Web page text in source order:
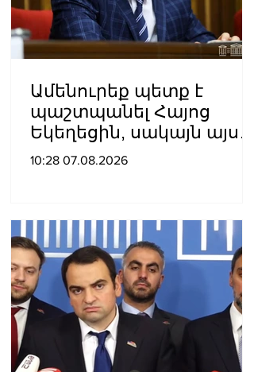
Ամենուրեք պետք է
պաշտպանել Հայոց
Եկեղեցին, սակայն այս
ամենին վերջ տալու,
իշխանափոխությունն է.
Տիգրան Աբրահամյան
10:28 07.08.2026